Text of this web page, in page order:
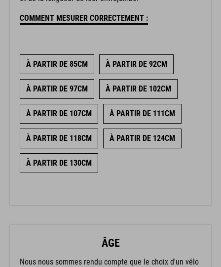
COMMENT MESURER CORRECTEMENT :
À PARTIR DE 85CM À PARTIR DE 92CM
À PARTIR DE 97CM À PARTIR DE 102CM
À PARTIR DE 107CM À PARTIR DE 111CM
À PARTIR DE 118CM À PARTIR DE 124CM
À PARTIR DE 130CM
ÂGE
Nous nous sommes rendu compte que le choix d'un vélo